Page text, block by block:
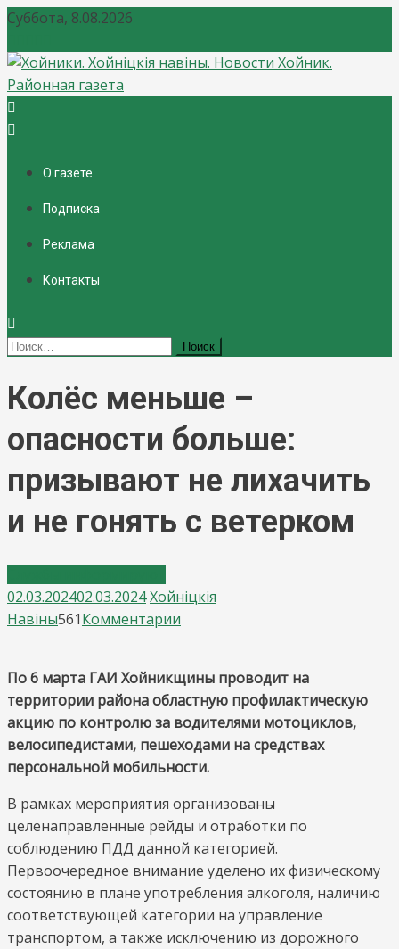
Суббота, 8.08.2026
Хойники. Хойнiцкiя навiны. Новости Хойник. Районная
О газете
Подписка
Реклама
Контакты
Найти:
Колёс меньше –
опасности больше:
призывают не лихачить
и не гонять с ветерком
02.03.202402.03.2024Хойнiцкiя
Навiны561Комментарии
–
опасности
больше:
призывают
не
лихачить
и
не
гонять
с
ветерком
По 6 марта ГАИ Хойникщины проводит на
территории района областную профилактическую
акцию по контролю за водителями мотоциклов,
велосипедистами, пешеходами на средствах
персональной мобильности.
В рамках мероприятия организованы
целенаправленные рейды и отработки по
соблюдению ПДД данной категорией.
Первоочередное внимание уделено их физическому
состоянию в плане употребления алкоголя, наличию
соответствующей категории на управление
транспортом, а также исключению из дорожного